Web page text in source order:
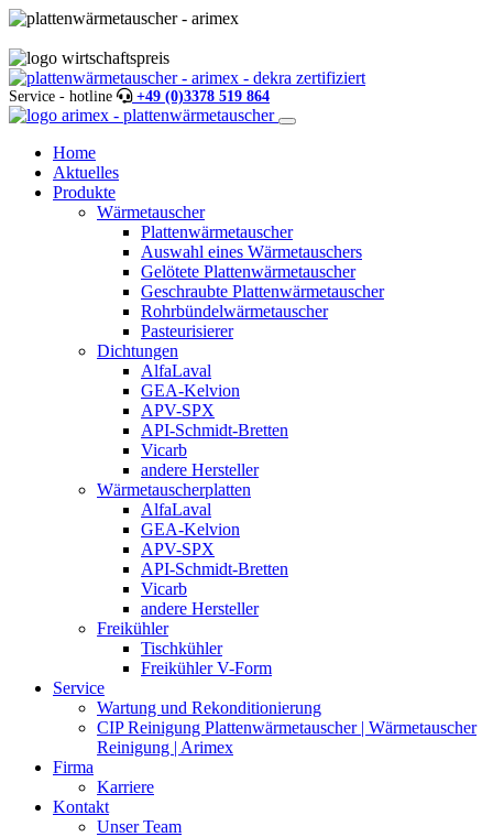
Service - hotline +49 (0)3378 519 864
Home
Aktuelles
Produkte
Wärmetauscher
Plattenwärmetauscher
Auswahl eines Wärmetauschers
Gelötete Plattenwärmetauscher
Geschraubte Plattenwärmetauscher
Rohrbündelwärmetauscher
Pasteurisierer
Dichtungen
AlfaLaval
GEA-Kelvion
APV-SPX
API-Schmidt-Bretten
Vicarb
andere Hersteller
Wärmetauscherplatten
AlfaLaval
GEA-Kelvion
APV-SPX
API-Schmidt-Bretten
Vicarb
andere Hersteller
Freikühler
Tischkühler
Freikühler V-Form
Service
Wartung und Rekonditionierung
CIP Reinigung Plattenwärmetauscher | Wärmetauscher
Reinigung | Arimex
Firma
Karriere
Kontakt
Unser Team